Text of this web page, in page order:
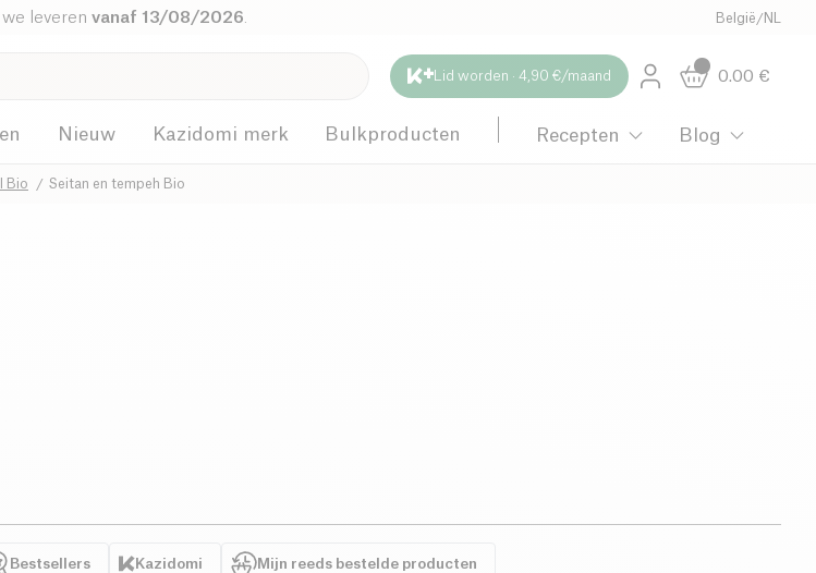
we leverenvanaf 13/08/2026 België /NL
Lid worden · 4,90 €/maand 0.00 €
Nieuw Kazidomi merk Bulkproducten Recepten Blog
Bio Seitan en tempeh Bio
Bestsellers Kazidomi Mijn reeds bestelde producten